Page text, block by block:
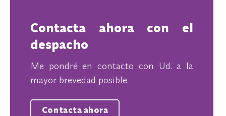
Contacta ahora con el
despacho
Me pondré en contacto con Ud. a la
mayor brevedad posible.
Contacta ahora